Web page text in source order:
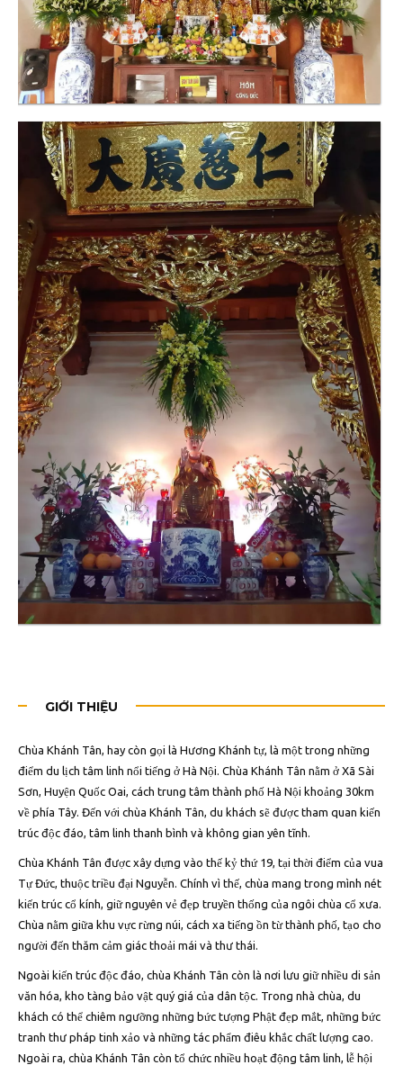
GIỚI THIỆU
Chùa Khánh Tân, hay còn gọi là Hương Khánh tự, là một trong những
điểm du lịch tâm linh nổi tiếng ở Hà Nội. Chùa Khánh Tân nằm ở Xã Sài
Sơn, Huyện Quốc Oai, cách trung tâm thành phố Hà Nội khoảng 30km
về phía Tây. Đến với chùa Khánh Tân, du khách sẽ được tham quan kiến
trúc độc đáo, tâm linh thanh bình và không gian yên tĩnh.
Chùa Khánh Tân được xây dựng vào thế kỷ thứ 19, tại thời điểm của vua
Tự Đức, thuộc triều đại Nguyễn. Chính vì thế, chùa mang trong mình nét
kiến trúc cổ kính, giữ nguyên vẻ đẹp truyền thống của ngôi chùa cổ xưa.
Chùa nằm giữa khu vực rừng núi, cách xa tiếng ồn từ thành phố, tạo cho
người đến thăm cảm giác thoải mái và thư thái.
Ngoài kiến trúc độc đáo, chùa Khánh Tân còn là nơi lưu giữ nhiều di sản
văn hóa, kho tàng bảo vật quý giá của dân tộc. Trong nhà chùa, du
khách có thể chiêm ngưỡng những bức tượng Phật đẹp mắt, những bức
tranh thư pháp tinh xảo và những tác phẩm điêu khắc chất lượng cao.
Ngoài ra, chùa Khánh Tân còn tổ chức nhiều hoạt động tâm linh, lễ hội